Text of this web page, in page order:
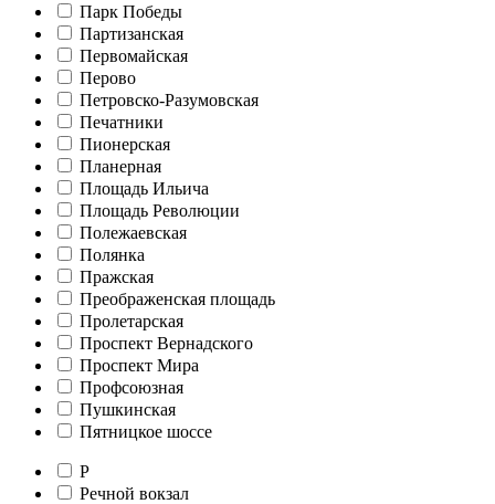
Парк Победы
Партизанская
Первомайская
Перово
Петровско-Разумовская
Печатники
Пионерская
Планерная
Площадь Ильича
Площадь Революции
Полежаевская
Полянка
Пражская
Преображенская площадь
Пролетарская
Проспект Вернадского
Проспект Мира
Профсоюзная
Пушкинская
Пятницкое шоссе
Р
Речной вокзал